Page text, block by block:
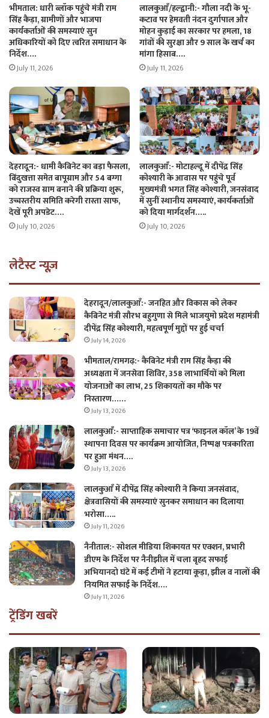
भीमताल: धारी ब्लॉक पहुंचे मंत्री राम
सिंह कैड़ा, ग्रामीणों और भाजपा
कार्यकर्ताओं की समस्याएं सुन
अधिकारियों को दिए त्वरित समाधान के
निर्देश….
July 11, 2026
लालकुआँ/हल्द्वानी:- गौला नदी के भू-
कटाव पर हेमवती नंदन दुर्गापाल और
मोहन कुड़ाई का सरकार पर हमला, 18
गांवों की सुरक्षा और 9 साल के खर्च का
मांगा हिसाब….
July 11, 2026
देहरादून:- धामी कैबिनेट का बड़ा फैसला,
बिंदुखत्ता समेत बापूग्राम और 54 बग्गा
को राजस्व ग्राम बनाने की प्रक्रिया शुरू,
उच्चस्तरीय समिति करेगी रास्ता साफ,
देखें पूरी अपडेट….
July 10, 2026
लालकुआँ:- मोटाहल्दू में दीपेंद्र सिंह
कोश्यारी के आवास पर पहुंचे पूर्व
मुख्यमंत्री भगत सिंह कोश्यारी, जनसंवाद
में सुनीं स्थानीय समस्याएं, कार्यकर्ताओं
को दिया मार्गदर्शन…..
July 10, 2026
लेटैस्ट न्यूज़
देहरादून/लालकुआँ:- जनहित और विकास को लेकर
कैबिनेट मंत्री सौरभ बहुगुणा से मिले भाजयुमो प्रदेश महामंत्री
दीपेंद्र सिंह कोश्यारी, महत्वपूर्ण मुद्दों पर हुई चर्चा
July 14, 2026
भीमताल/रामगढ़:- कैबिनेट मंत्री राम सिंह कैड़ा की
अध्यक्षता में जनसेवा शिविर, 358 लाभार्थियों को मिला
योजनाओं का लाभ, 25 शिकायतों का मौके पर
निस्तारण……
July 13, 2026
लालकुआँ:- साप्ताहिक समाचार पत्र ‘फाइनल कॉल’ के 19वें
स्थापना दिवस पर कार्यक्रम आयोजित, निष्पक्ष पत्रकारिता
पर हुआ मंथन….
July 13, 2026
लालकुआँ में दीपेंद्र सिंह कोश्यारी ने किया जनसंवाद,
क्षेत्रवासियों की समस्याएं सुनकर समाधान का दिलाया
भरोसा…..
July 11, 2026
नैनीताल:- सोशल मीडिया शिकायत पर एक्शन, प्रभारी
डीएम के निर्देश पर नैनीझील में चला बृहद सफाई
अभियानदो घंटे में कई टीमों ने हटाया कूड़ा, झील व नालों की
नियमित सफाई के निर्देश….
July 11, 2026
ट्रेंडिंग खबरें